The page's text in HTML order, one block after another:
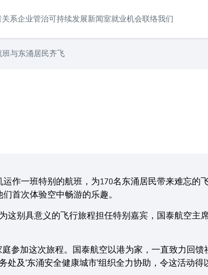
关系企业管治可持续发展新闻室就业机会联络我们
班与东涌居民齐飞
运作一班特别的航班，为170名东涌居民带来难忘的
首次体验空中畅游的乐趣。
这别具意义的飞行旅程担任特别嘉宾，国泰航空主
参加这次旅程。国泰航空以港为家，一直致力回馈
及‘东涌安全健康城市’组织全力协助，令这活动得